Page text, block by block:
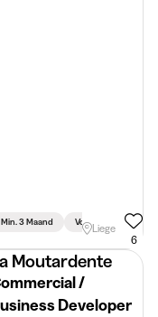
Min. 3 Maand VoltijdsLiege
6
Moutardente
/
Developer